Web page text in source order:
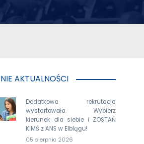
AKTUALNOŚCI
Dodatkowa rekrutacja
wystartowała. Wybierz
kierunek dla siebie i ZOSTAŃ
KIMŚ z ANS w Elblągu!
05 sierpnia 2026